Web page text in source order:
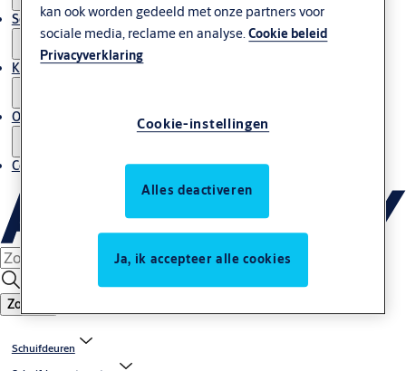
Service & Onderhoud
Kenniscentrum
Over ons
Contact
Zoeken
Schuifdeuren
kan ook worden gedeeld met onze partners voor
sociale media, reclame en analyse.Cookie beleid
Privacyverklaring
Cookie-instellingen
Alles deactiveren
Ja, ik accepteer alle cookies